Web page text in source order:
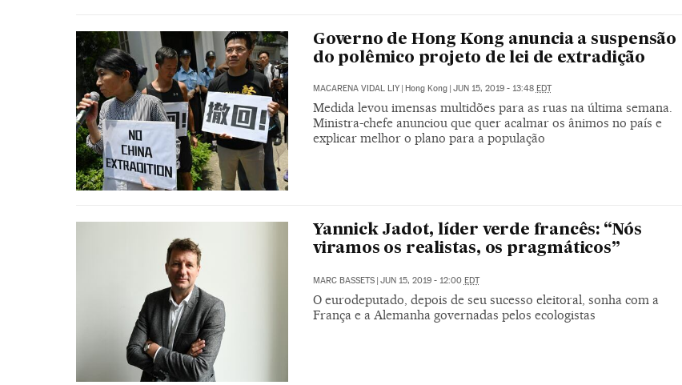
Governo de Hong Kong anuncia a suspensão
do polêmico projeto de lei de extradição
MACARENA VIDAL LIY Hong Kong JUN 15, 2019 - 13:48 EDT
Medida levou imensas multidões para as ruas na última semana.
Ministra-chefe anunciou que quer acalmar os ânimos no país e
explicar melhor o plano para a população
Yannick Jadot, líder verde francês: “Nós
viramos os realistas, os pragmáticos”
MARC BASSETS | JUN 15, 2019 - 12:00 EDT
O eurodeputado, depois de seu sucesso eleitoral, sonha com a
França e a Alemanha governadas pelos ecologistas